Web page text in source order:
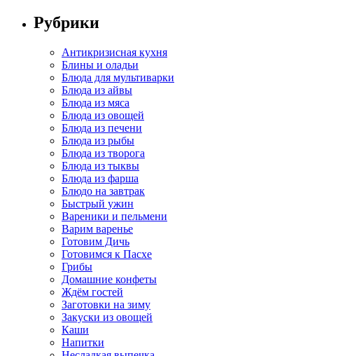
Рубрики
Антикризисная кухня
Блины и оладьи
Блюда для мультиварки
Блюда из айвы
Блюда из мяса
Блюда из овощей
Блюда из печени
Блюда из рыбы
Блюда из творога
Блюда из тыквы
Блюда из фарша
Блюдо на завтрак
Быстрый ужин
Вареники и пельмени
Варим варенье
Готовим Дичь
Готовимся к Пасхе
Грибы
Домашние конфеты
Ждём гостей
Заготовки на зиму
Закуски из овощей
Каши
Напитки